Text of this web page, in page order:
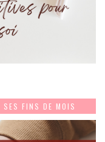
FINS DE MOIS